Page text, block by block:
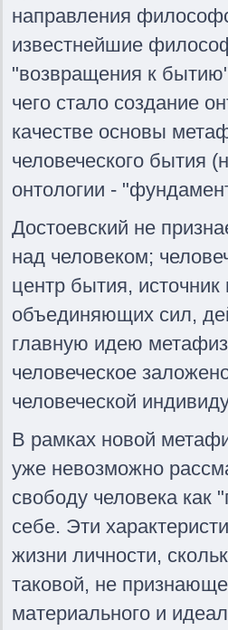
направления
известнейшие
"возвращения к
чего стало создание
качестве основы
человеческого бытия
онтологии -
Достоевский не
над человеком;
центр бытия,
объединяющих сил,
главную идею
человеческое
человеческой
В рамках новой
уже невозможно
свободу человека как
себе. Эти
жизни личности,
таковой, не
материального и